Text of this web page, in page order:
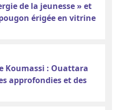
de la jeunesse » et
érigée en vitrine
Koumassi : Ouattara
approfondies et des